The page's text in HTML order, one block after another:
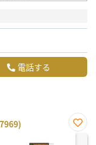
電話する
お気